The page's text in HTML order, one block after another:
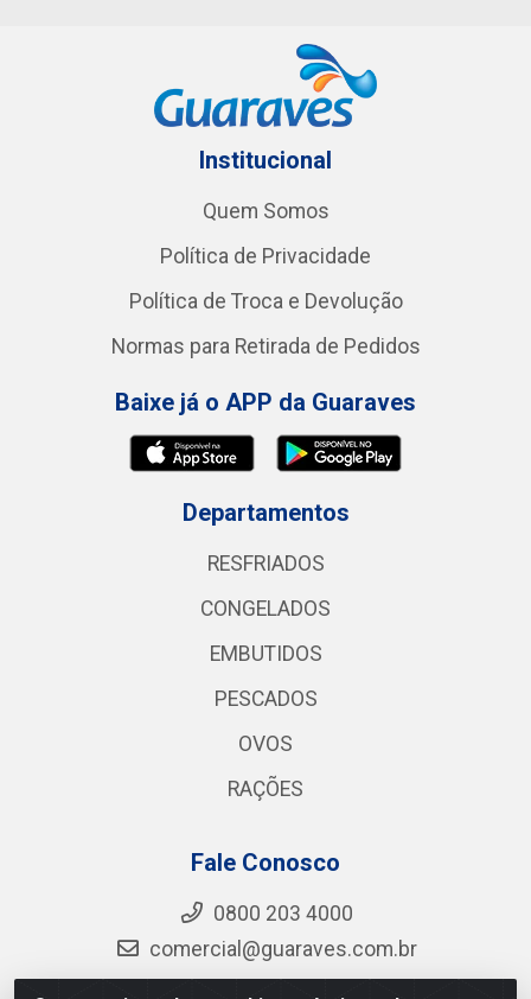
Institucional
Quem Somos
Política de Privacidade
Política de Troca e Devolução
Normas para Retirada de Pedidos
Baixe já o APP da Guaraves
Departamentos
RESFRIADOS
CONGELADOS
EMBUTIDOS
PESCADOS
OVOS
RAÇÕES
Fale Conosco
0800 203 4000
comercial@guaraves.com.br